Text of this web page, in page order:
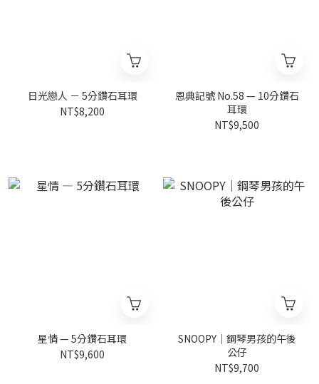
日光戀人 － 5分鑽石耳環
NT$8,200
恩典記號 No.58 — 10分鑽石
耳環
NT$9,500
星情 — 5分鑽石耳環
NT$9,600
SNOOPY｜鋼琴男孩的午後
公仔
NT$9,700